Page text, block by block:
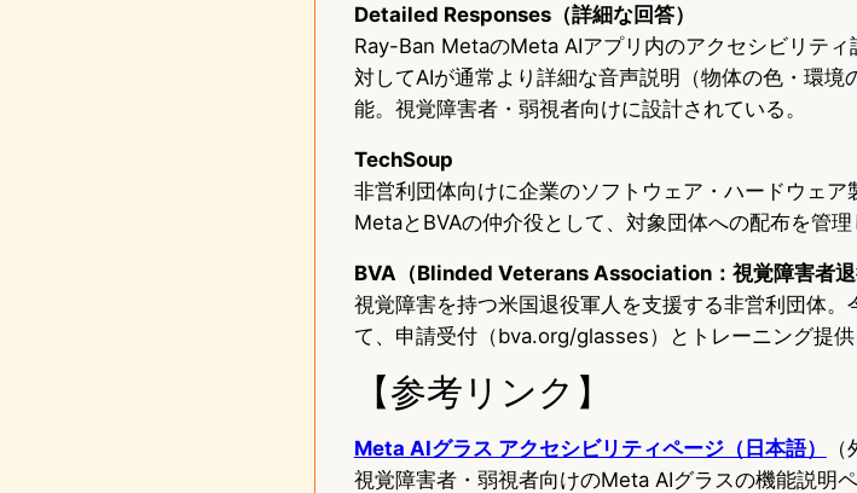
Detailed Responses（詳細な回答）
Ray-Ban MetaのMeta AIアプリ内のアクセシビリテ
対してAIが通常より詳細な音声説明（物体の色・環
能。視覚障害者・弱視者向けに設計されている。
TechSoup
非営利団体向けに企業のソフトウェア・ハードウェ
MetaとBVAの仲介役として、対象団体への配布を管理
BVA（Blinded Veterans Association：視覚障害者退
視覚障害を持つ米国退役軍人を支援する非営利団体
て、申請受付（bva.org/glasses）とトレーニング提供
【参考リンク】
Meta AIグラス アクセシビリティページ（日本語）
視覚障害者・弱視者向けのMeta AIグラスの機能説明